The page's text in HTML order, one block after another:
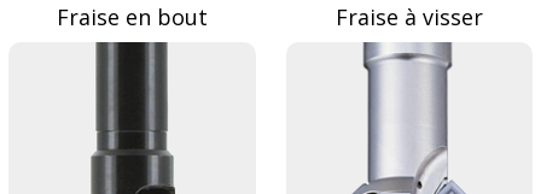
Fraise en bout Fraise à visser